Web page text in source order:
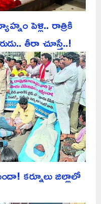
పెళ్లి.. రాత్రికి
తీరా చూస్తే..!
కర్నూలు జిల్లాలో